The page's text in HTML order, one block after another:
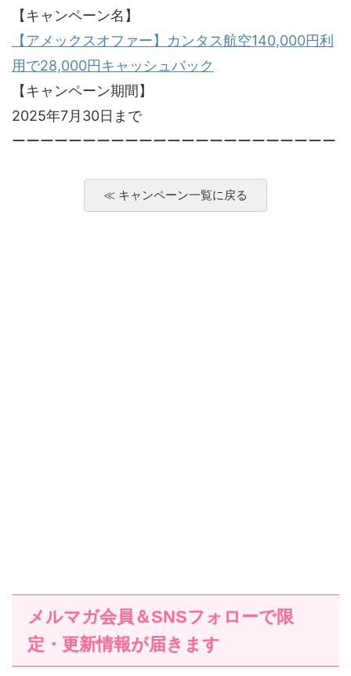
【キャンペーン名】
【アメックスオファー】カンタス航空140,000円利
用で28,000円キャッシュバック
【キャンペーン期間】
2025年7月30日まで
ーーーーーーーーーーーーーーーーーーーーーーー
≪ キャンペーン一覧に戻る
メルマガ会員＆SNSフォローで限
定・更新情報が届きます